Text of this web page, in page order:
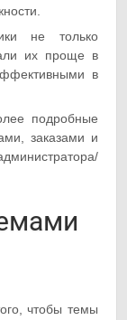
не только
их проще в
в
подробные
заказами и
чтобы темы